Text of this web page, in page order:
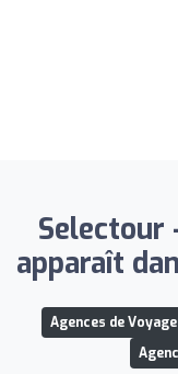
Selectour
apparaît
Agences de